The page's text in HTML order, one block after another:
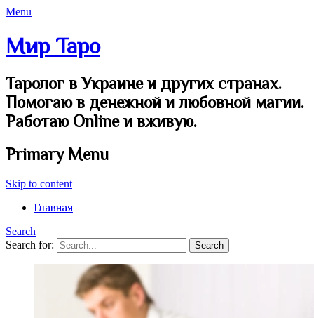
Menu
Мир Таро
Таролог в Украине и других странах.
Помогаю в денежной и любовной магии.
Работаю Online и вживую.
Primary Menu
Skip to content
Главная
Search
Search for: